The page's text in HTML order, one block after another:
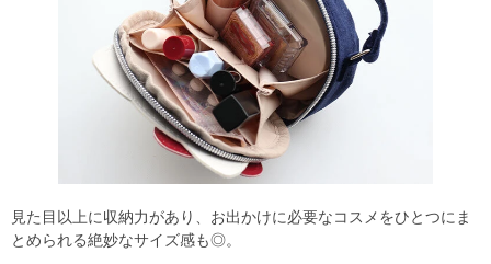
見た目以上に収納力があり、お出かけに必要なコスメをひとつにま
とめられる絶妙なサイズ感も◎。